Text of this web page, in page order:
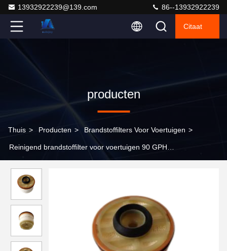
13932922239@139.com 86--13932922239
Citaat
producten
Thuis > Producten > Brandstoffilters Voor Voertuigen >
Reinigend brandstoffilter voor voertuigen 90 GPH